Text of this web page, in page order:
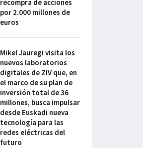
recompra de acciones
por 2.000 millones de
euros
Mikel Jauregi visita los
nuevos laboratorios
digitales de ZIV que, en
el marco de su plan de
inversión total de 36
millones, busca impulsar
desde Euskadi nueva
tecnología para las
redes eléctricas del
futuro